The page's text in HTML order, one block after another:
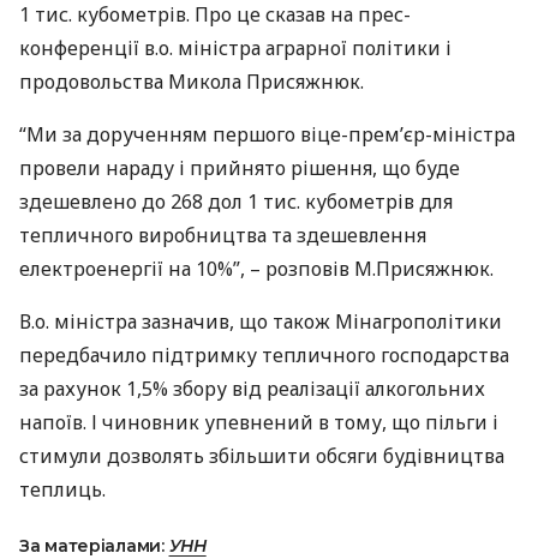
1 тис. кубометрів. Про це сказав на прес-
конференції в.о. міністра аграрної політики і
продовольства Микола Присяжнюк.
“Ми за дорученням першого віце-прем’єр-міністра
провели нараду і прийнято рішення, що буде
здешевлено до 268 дол 1 тис. кубометрів для
тепличного виробництва та здешевлення
електроенергії на 10%”, – розповів М.Присяжнюк.
В.о. міністра зазначив, що також Мінагрополітики
передбачило підтримку тепличного господарства
за рахунок 1,5% збору від реалізації алкогольних
напоїв. І чиновник упевнений в тому, що пільги і
стимули дозволять збільшити обсяги будівництва
теплиць.
За матеріалами: УНН